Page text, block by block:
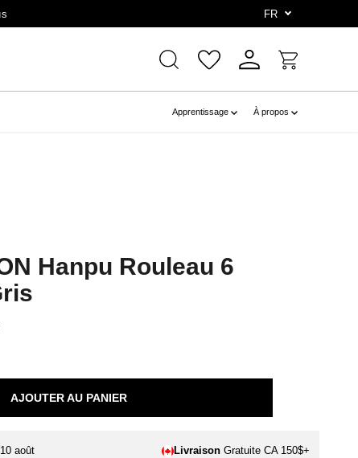
FR
Apprentissage À propos
Hanpu Rouleau 6
AJOUTER AU PANIER
août Livraison Gratuite CA 150$+